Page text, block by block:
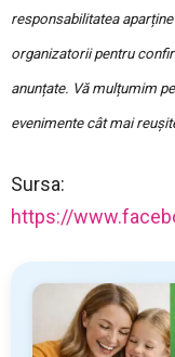
responsabilitatea
organizatorii pentru
anunțate. Vă mulțumim
evenimente cât mai
Sursa:
https://